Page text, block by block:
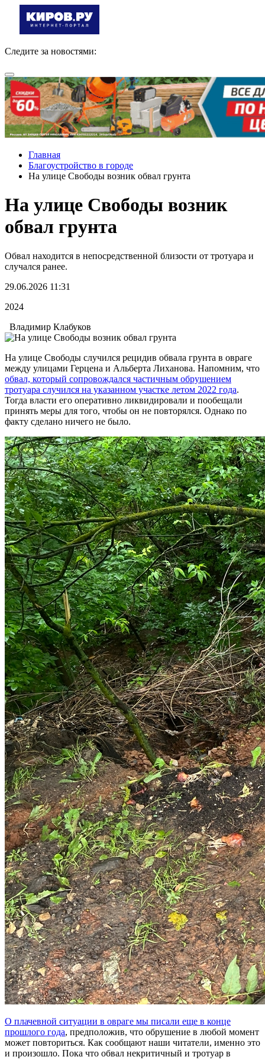
Следите за новостями:
Главная
Благоустройство в городе
На улице Свободы возник обвал грунта
На улице Свободы возник
обвал грунта
Обвал находится в непосредственной близости от тротуара и
случался ранее.
29.06.2026 11:31
2024
Владимир Клабуков
На улице Свободы случился рецидив обвала грунта в овраге
между улицами Герцена и Альберта Лиханова. Напомним, что
обвал, который сопровождался частичным обрушением
тротуара случился на указанном участке летом 2022 года.
Тогда власти его оперативно ликвидировали и пообещали
принять меры для того, чтобы он не повторялся. Однако по
факту сделано ничего не было.
О плачевной ситуации в овраге мы писали еще в конце
прошлого года, предположив, что обрушение в любой момент
может повториться. Как сообщают наши читатели, именно это
и произошло. Пока что обвал некритичный и тротуар в